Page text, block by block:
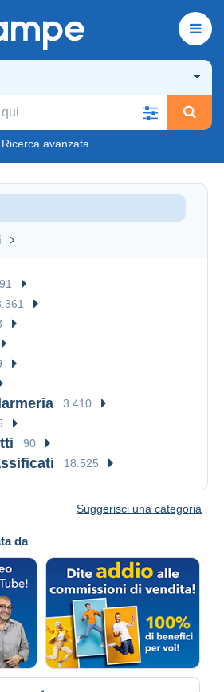
Ricerca avanzata
da
3.410
90
18.525
Suggerisci una categoria